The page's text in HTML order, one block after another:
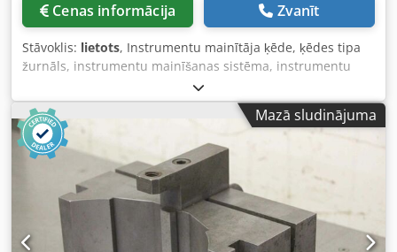
Cenas informācija Zvanīt
Stāvoklis: lietots, Instrumentu mainītāja ķēde, ķēdes tipa
žurnāls, instrumentu mainīšanas sistēma, instrumentu
žurnāls - Ražotājs: Seco, instrumentu maiņas sistēma ar
instrumentu roku Dcedpfxsg U A I Hj Af Ajk - Piedziņas
vienība: TP tips MRC-S28-1V-210 - Izmēri: 780/420/H300
mm - Svars: 66 kg
Mazā sludinājuma